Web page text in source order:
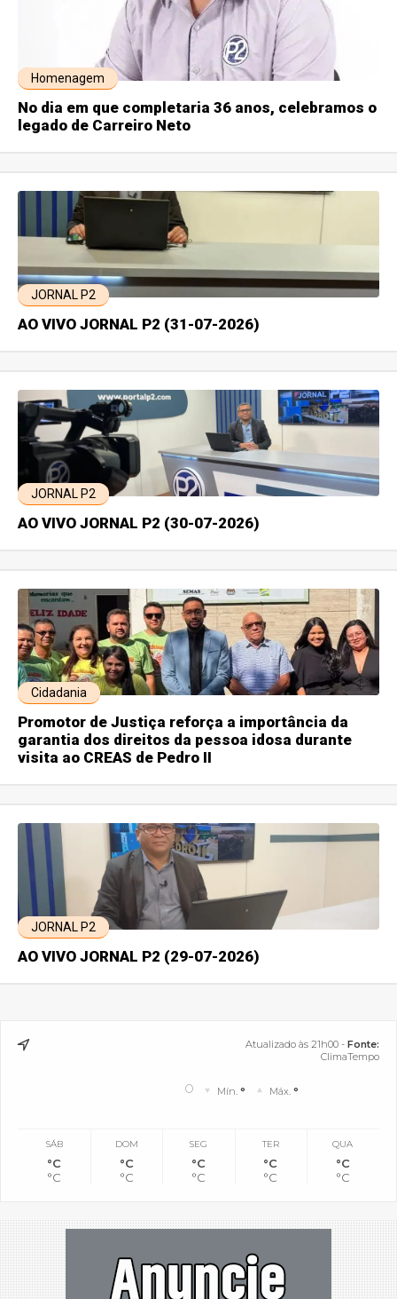
Homenagem
No dia em que completaria 36 anos, celebramos o
legado de Carreiro Neto
JORNAL P2
AO VIVO JORNAL P2 (31-07-2026)
JORNAL P2
AO VIVO JORNAL P2 (30-07-2026)
Cidadania
Promotor de Justiça reforça a importância da
garantia dos direitos da pessoa idosa durante
visita ao CREAS de Pedro II
JORNAL P2
AO VIVO JORNAL P2 (29-07-2026)
Atualizado às 21h00 - Fonte:
ClimaTempo
° Mín.° Máx.°
SÁB
°C
°C
DOM
°C
°C
SEG
°C
°C
TER
°C
°C
QUA
°C
°C